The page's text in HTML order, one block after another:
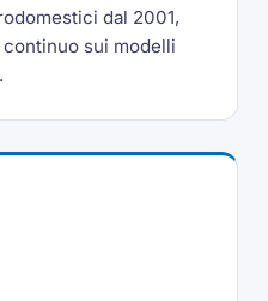
dal 2001,
sui modelli